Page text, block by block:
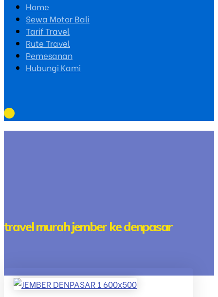
Home
Sewa Motor Bali
Tarif Travel
Rute Travel
Pemesanan
Hubungi Kami
travel murah jember ke denpasar